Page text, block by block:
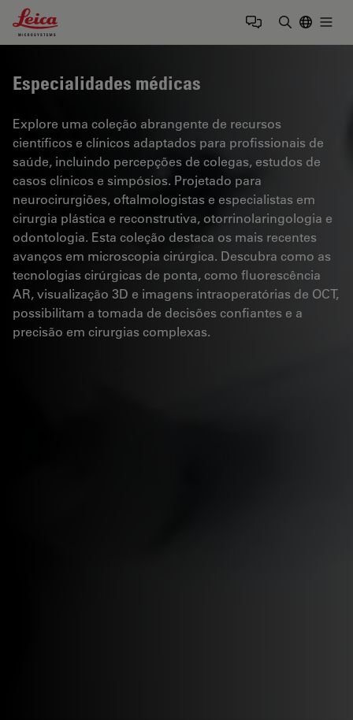
Leica Microsystems Logo
Especialidades médicas
Explore uma coleção abrangente de recursos
científicos e clínicos adaptados para profissionais de
saúde, incluindo percepções de colegas, estudos de
casos clínicos e simpósios. Projetado para
neurocirurgiões, oftalmologistas e especialistas em
cirurgia plástica e reconstrutiva, otorrinolaringologia e
odontologia. Esta coleção destaca os mais recentes
avanços em microscopia cirúrgica. Descubra como as
tecnologias cirúrgicas de ponta, como fluorescência
AR, visualização 3D e imagens intraoperatórias de OCT,
possibilitam a tomada de decisões confiantes e a
precisão em cirurgias complexas.